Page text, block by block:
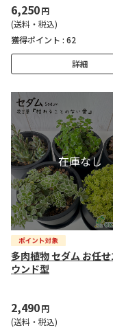
6,250円
(送料・税込)
獲得ポイント : 62
詳細
多肉植物 セダム お任
ウンド型
2,490円
(送料・税込)